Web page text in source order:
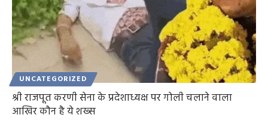
UNCATEGORIZED
श्री राजपूत करणी सेना के प्रदेशाध्यक्ष पर गोली चलाने वाला
आखिर कौन है ये शख्स